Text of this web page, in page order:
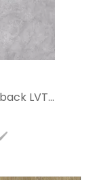
L2668 Dryback LVT Полы